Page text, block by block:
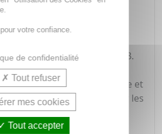
complexe filtrant très
de l'Eau Thermale
la peau et prévenir les
induits par les UVA et UVB.
peau et illumine votre
évanescente, fondante et
également être utilisée sur les
du dessèchement et
naturelle.
votre confiance.
de confidentialité
Tout refuser
mes cookies
Tout accepter